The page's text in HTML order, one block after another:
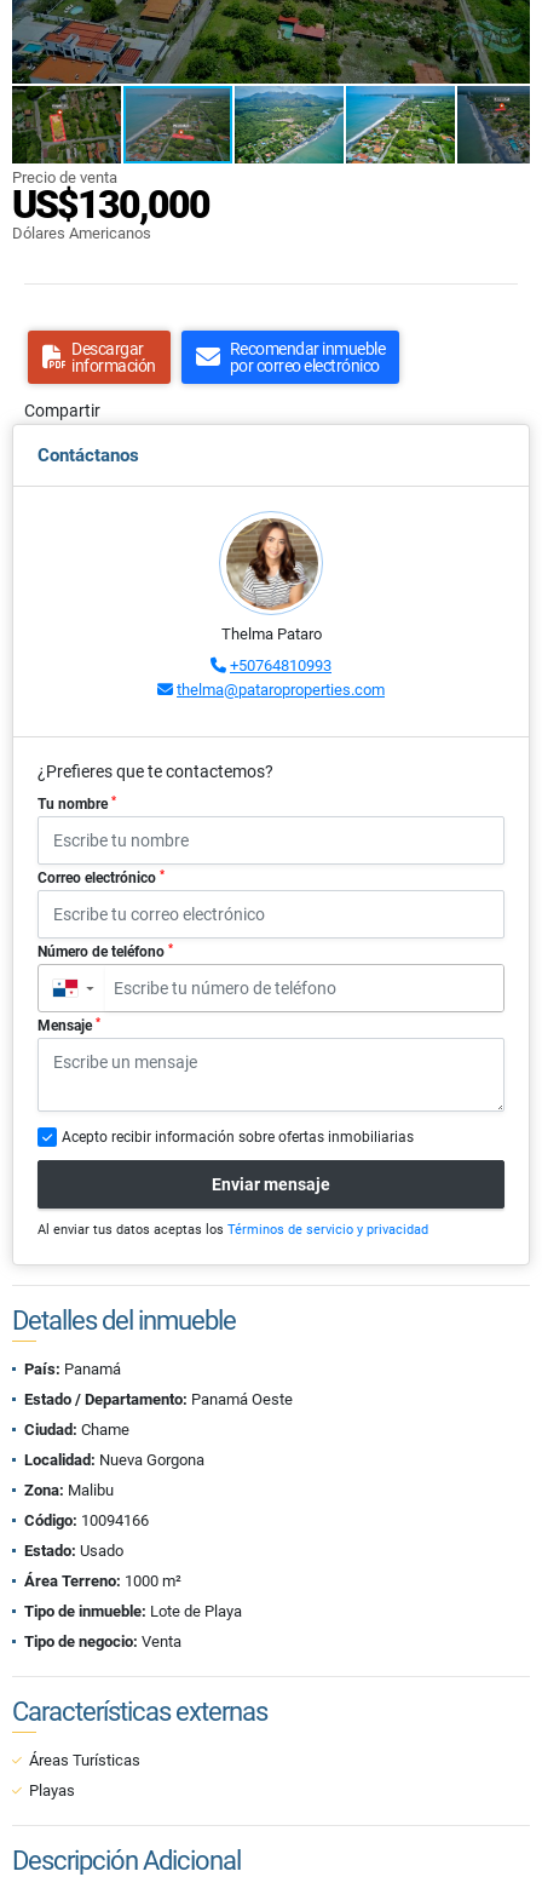
Precio de venta
US$130,000
Dólares Americanos
Descargar
información
Recomendar inmueble
por correo electrónico
Compartir
Contáctanos
Thelma Pataro
+50764810993
thelma@pataroproperties.com
¿Prefieres que te contactemos?
Tu nombre *
Correo electrónico *
Número de teléfono *
▼
Mensaje *
Acepto recibir información sobre ofertas inmobiliarias
Enviar mensaje
Al enviar tus datos aceptas los Términos de servicio y privacidad
Detalles del inmueble
País: Panamá
Estado / Departamento: Panamá Oeste
Ciudad: Chame
Localidad: Nueva Gorgona
Zona: Malibu
Código: 10094166
Estado: Usado
Área Terreno: 1000 m²
Tipo de inmueble: Lote de Playa
Tipo de negocio: Venta
Características externas
Áreas Turísticas
Playas
Descripción Adicional